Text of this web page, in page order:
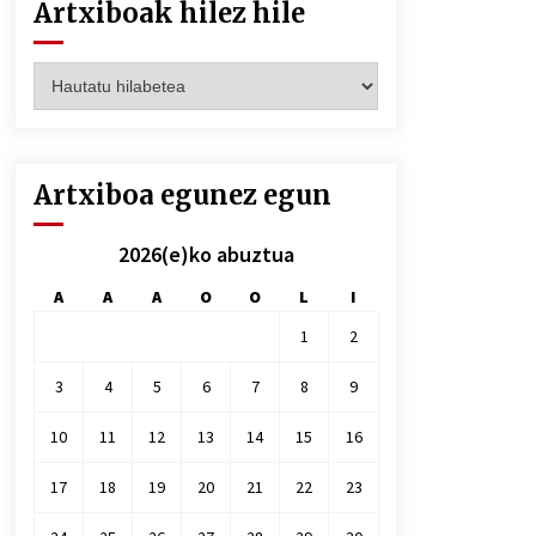
Artxiboak hilez hile
hilez
Artxiboa egunez egun
2026(e)ko abuztua
A A A O O L
I
1
2
3 4 5 6 7 8 9
10 11 12 13 14 15 16
17 18 19 20 21 22 23